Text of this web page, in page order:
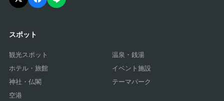
スポット
観光スポット
温泉・銭湯
ホテル・旅館
イベント施設
神社・仏閣
テーマパーク
空港